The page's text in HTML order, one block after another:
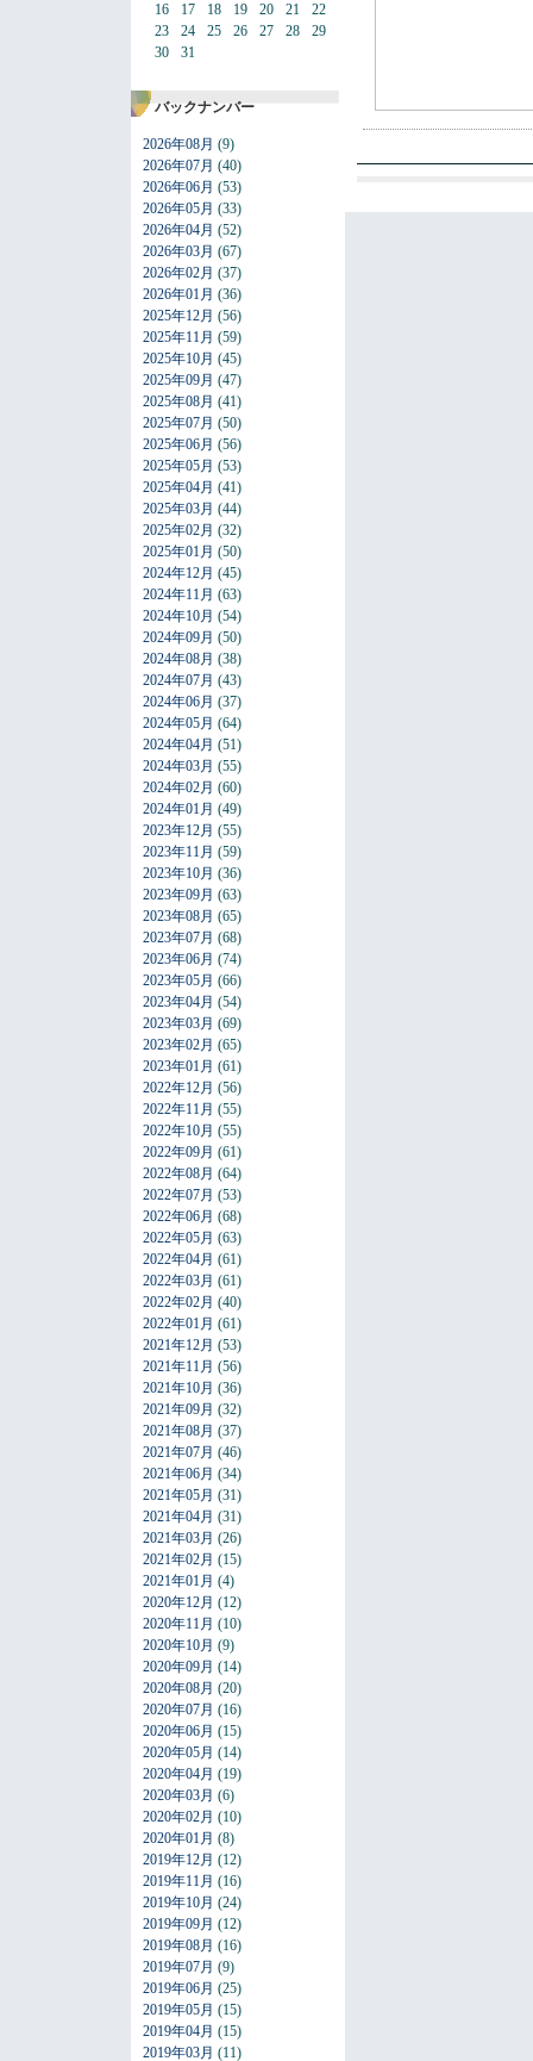
16
23
30
17
24
31
18
25
19
26
20
27
21
28
22
29
バックナンバー
2026年08月 (9)
2026年07月 (40)
2026年06月 (53)
2026年05月 (33)
2026年04月 (52)
2026年03月 (67)
2026年02月 (37)
2026年01月 (36)
2025年12月 (56)
2025年11月 (59)
2025年10月 (45)
2025年09月 (47)
2025年08月 (41)
2025年07月 (50)
2025年06月 (56)
2025年05月 (53)
2025年04月 (41)
2025年03月 (44)
2025年02月 (32)
2025年01月 (50)
2024年12月 (45)
2024年11月 (63)
2024年10月 (54)
2024年09月 (50)
2024年08月 (38)
2024年07月 (43)
2024年06月 (37)
2024年05月 (64)
2024年04月 (51)
2024年03月 (55)
2024年02月 (60)
2024年01月 (49)
2023年12月 (55)
2023年11月 (59)
2023年10月 (36)
2023年09月 (63)
2023年08月 (65)
2023年07月 (68)
2023年06月 (74)
2023年05月 (66)
2023年04月 (54)
2023年03月 (69)
2023年02月 (65)
2023年01月 (61)
2022年12月 (56)
2022年11月 (55)
2022年10月 (55)
2022年09月 (61)
2022年08月 (64)
2022年07月 (53)
2022年06月 (68)
2022年05月 (63)
2022年04月 (61)
2022年03月 (61)
2022年02月 (40)
2022年01月 (61)
2021年12月 (53)
2021年11月 (56)
2021年10月 (36)
2021年09月 (32)
2021年08月 (37)
2021年07月 (46)
2021年06月 (34)
2021年05月 (31)
2021年04月 (31)
2021年03月 (26)
2021年02月 (15)
2021年01月 (4)
2020年12月 (12)
2020年11月 (10)
2020年10月 (9)
2020年09月 (14)
2020年08月 (20)
2020年07月 (16)
2020年06月 (15)
2020年05月 (14)
2020年04月 (19)
2020年03月 (6)
2020年02月 (10)
2020年01月 (8)
2019年12月 (12)
2019年11月 (16)
2019年10月 (24)
2019年09月 (12)
2019年08月 (16)
2019年07月 (9)
2019年06月 (25)
2019年05月 (15)
2019年04月 (15)
2019年03月 (11)